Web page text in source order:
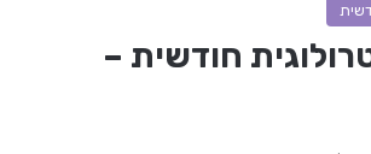
חודשית –